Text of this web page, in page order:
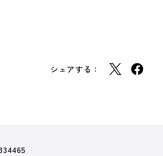
シェアする：